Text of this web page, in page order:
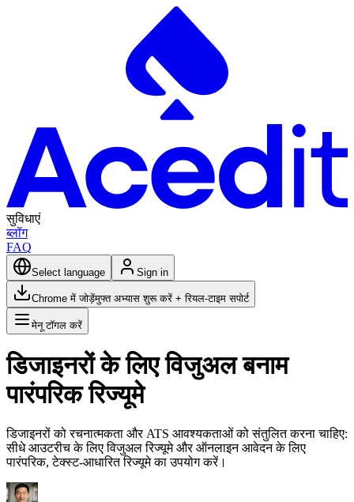
सुविधाएं
ब्लॉग
FAQ
Select language Sign in
Chrome में जोड़ेंमुफ्त अभ्यास शुरू करें + रियल-टाइम सपोर्ट
मेनू टॉगल करें
डिजाइनरों के लिए विजुअल बनाम
पारंपरिक रिज्यूमे
डिजाइनरों को रचनात्मकता और ATS आवश्यकताओं को संतुलित करना चाहिए:
सीधे आउटरीच के लिए विजुअल रिज्यूमे और ऑनलाइन आवेदन के लिए
पारंपरिक, टेक्स्ट-आधारित रिज्यूमे का उपयोग करें।